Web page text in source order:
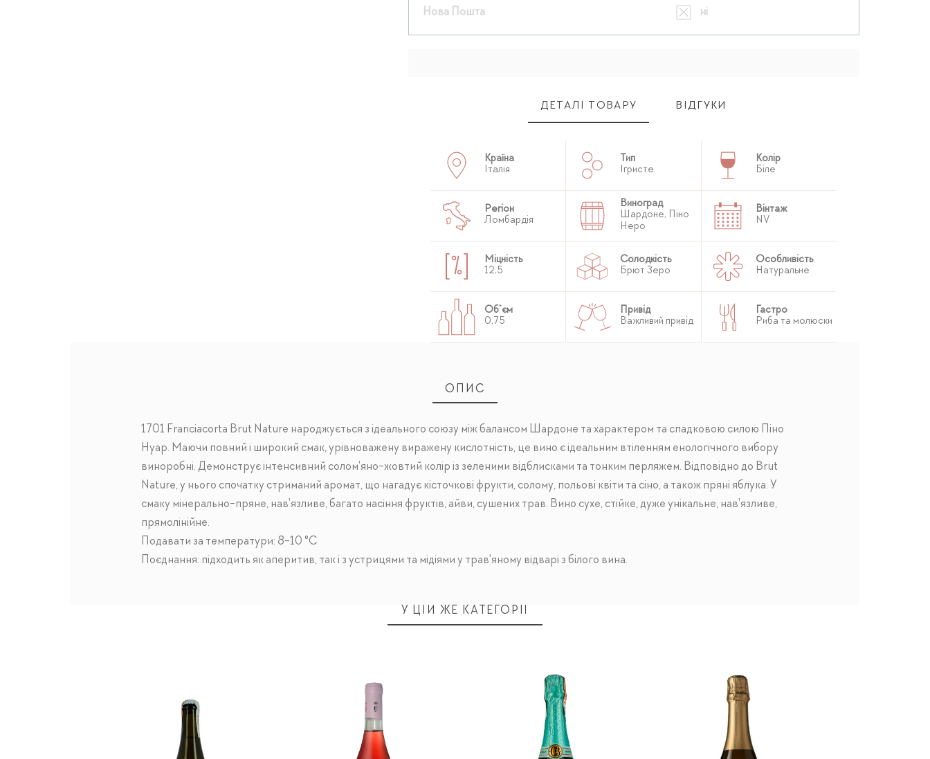
Нова Пошта
ні
ДЕТАЛІ ТОВАРУ ВІДГУКИ
Країна
Італія
Тип
Ігристе
Колір
Біле
Регіон
Ломбардія
Виноград
Шардоне, Піно
Неро
Вінтаж
NV
Міцність
12,5
Солодкість
Брют Зеро
Особливість
Натуральне
Об`єм
0,75
Привід
Важливий привід
Гастро
Риба та молюски
ОПИС
1701 Franciacorta Brut Nature народжується з ідеального союзу між балансом Шардоне та характером та спадковою силою Піно
Нуар. Маючи повний і широкий смак, урівноважену виражену кислотність, це вино є ідеальним втіленням енологічного вибору
виноробні. Демонструє інтенсивний солом'яно-жовтий колір із зеленими відблисками та тонким перляжем. Відповідно до Brut
Nature, у нього спочатку стриманий аромат, що нагадує кісточкові фрукти, солому, польові квіти та сіно, а також пряні яблука. У
смаку мінерально-пряне, нав'язливе, багато насіння фруктів, айви, сушених трав. Вино сухе, стійке, дуже унікальне, нав'язливе,
прямолінійне.
Подавати за температури: 8-10 °C
Поєднання: підходить як аперитив, так і з устрицями та мідіями у трав'яному відварі з білого вина.
У ЦІЙ ЖЕ КАТЕГОРІЇ